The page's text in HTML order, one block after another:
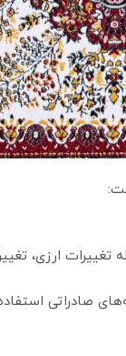
ارزی،
صادراتی